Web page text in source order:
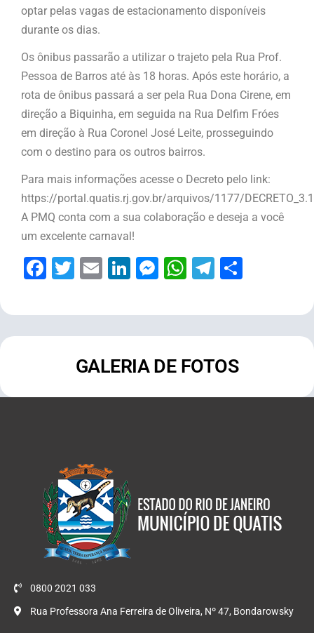
optar pelas vagas de estacionamento disponíveis
durante os dias.
Os ônibus passarão a utilizar o trajeto pela Rua Prof.
Pessoa de Barros até às 18 horas. Após este horário, a
rota de ônibus passará a ser pela Rua Dona Cirene, em
direção a Biquinha, em seguida na Rua Delfim Fróes
em direção à Rua Coronel José Leite, prosseguindo
com o destino para os outros bairros.
Para mais informações acesse o Decreto pelo link:
https://portal.quatis.rj.gov.br/arquivos/1177/
A PMQ conta com a sua colaboração e deseja a você
um excelente carnaval!
Facebook
Twitter
EmailLinkedIn
Messenger
WhatsApp
Telegram
GALERIA DE FOTOS
0800 2021 033
Rua Professora Ana Ferreira de Oliveira, Nº 47, Bondarowsky